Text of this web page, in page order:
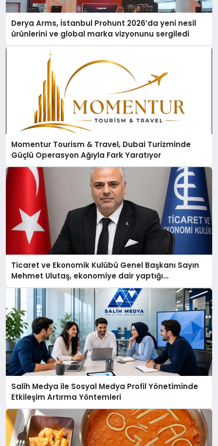
Derya Arms, İstanbul Prohunt 2026’da yeni nesil
ürünlerini ve global marka vizyonunu sergiledi
Momentur Tourism & Travel, Dubai Turizminde
Güçlü Operasyon Ağıyla Fark Yaratıyor
Ticaret ve Ekonomik Kulübü Genel Başkanı Sayın
Mehmet Ulutaş, ekonomiye dair yaptığı
açıklamada şunları kaydetti:
Salih Medya ile Sosyal Medya Profil Yönetiminde
Etkileşim Artırma Yöntemleri